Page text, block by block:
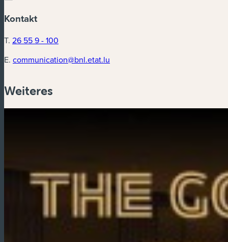
Kontakt
T. 26 55 9 - 100
E. communication@bnl.etat.lu
Weiteres